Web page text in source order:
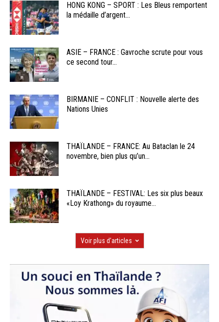
HONG KONG – SPORT : Les Bleus remportent
la médaille d’argent...
ASIE – FRANCE : Gavroche scrute pour vous
ce second tour...
BIRMANIE – CONFLIT : Nouvelle alerte des
Nations Unies
THAÏLANDE – FRANCE: Au Bataclan le 24
novembre, bien plus qu’un...
THAÏLANDE – FESTIVAL: Les six plus beaux
«Loy Krathong» du royaume...
Voir plus d'articles